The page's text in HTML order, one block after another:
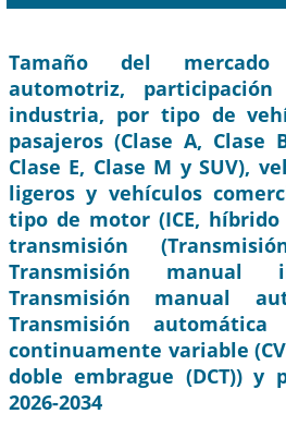
Tamaño del
automotriz,
industria, por tipo de
pasajeros (Clase A, Clase
Clase E, Clase M y SUV),
ligeros y vehículos
tipo de motor (ICE,
transmisión
Transmisión manual
Transmisión manual
Transmisión automática
continuamente variable
doble embrague (DCT)) y
2026-2034